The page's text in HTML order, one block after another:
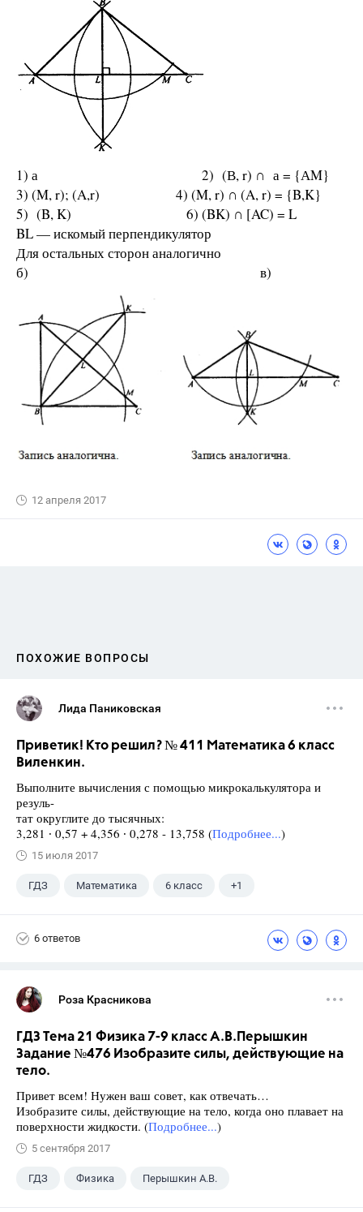
1) а 2) (В, r) ∩ а = {АM}
3) (M, r); (A,r) 4) (M, r) ∩ (A, r) = {B,K}
5) (B, K) 6) (BK) ∩ [AC) = L
BL — искомый перпендикулятор
Для остальных сторон аналогично
б) в)
12 апреля 2017
ПОХОЖИЕ ВОПРОСЫ
Лида Паниковская
Приветик! Кто решил? № 411 Математика 6 класс
Виленкин.
Выполните вычисления с помощью микрокалькулятора и
резуль-
тат округлите до тысячных:
3,281 ∙ 0,57 + 4,356 ∙ 0,278 - 13,758 (Подробнее...)
15 июля 2017
ГДЗ Математика 6 класс +1
6 ответов
Роза Красникова
ГДЗ Тема 21 Физика 7-9 класс А.В.Перышкин
Задание №476 Изобразите силы, действующие на
тело.
Привет всем! Нужен ваш совет, как отвечать…
Изобразите силы, действующие на тело, когда оно плавает на
поверхности жидкости. (Подробнее...)
5 сентября 2017
ГДЗ Физика Перышкин А.В.